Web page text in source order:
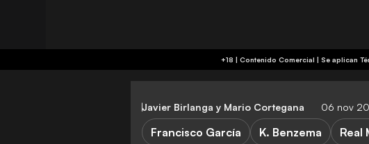
+18 | Contenido
Javier Birlanga y Mario Cortegana 06 nov
Francisco García K. Benzema Real